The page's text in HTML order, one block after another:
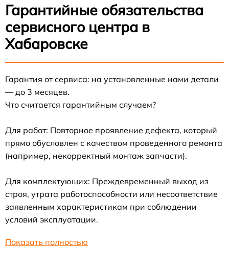
Гарантийные обязательства
сервисного центра в
Хабаровске
Гарантия от сервиса: на установленные нами детали
— до 3 месяцев.
Что считается гарантийным случаем?
Для работ: Повторное проявление дефекта, который
прямо обусловлен с качеством проведенного ремонта
(например, некорректный монтаж запчасти).
Для комплектующих: Преждевременный выход из
строя, утрата работоспособности или несоответствие
заявленным характеристикам при соблюдении
условий эксплуатации.
Показать полностью